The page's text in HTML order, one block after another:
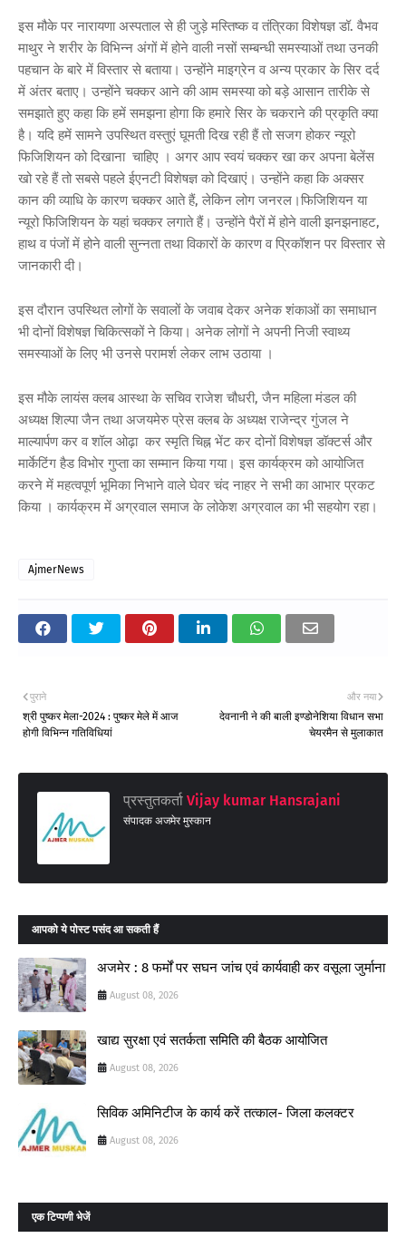
इस मौके पर नारायणा अस्पताल से ही जुड़े मस्तिष्क व तंत्रिका विशेषज्ञ डॉ. वैभव
माथुर ने शरीर के विभिन्न अंगों में होने वाली नसों सम्बन्धी समस्याओं तथा उनकी
पहचान के बारे में विस्तार से बताया। उन्होंने माइग्रेन व अन्य प्रकार के सिर दर्द
में अंतर बताए। उन्होंने चक्कर आने की आम समस्या को बड़े आसान तारीके से
समझाते हुए कहा कि हमें समझना होगा कि हमारे सिर के चकराने की प्रकृति क्या
है। यदि हमें सामने उपस्थित वस्तुएं घूमती दिख रही हैं तो सजग होकर न्यूरो
फिजिशियन को दिखाना चाहिए । अगर आप स्वयं चक्कर खा कर अपना बेलेंस
खो रहे हैं तो सबसे पहले ईएनटी विशेषज्ञ को दिखाएं। उन्होंने कहा कि अक्सर
कान की व्याधि के कारण चक्कर आते हैं, लेकिन लोग जनरल।फिजिशियन या
न्यूरो फिजिशियन के यहां चक्कर लगाते हैं। उन्होंने पैरों में होने वाली झनझनाहट,
हाथ व पंजों में होने वाली सुन्नता तथा विकारों के कारण व प्रिकॉशन पर विस्तार से
जानकारी दी।
इस दौरान उपस्थित लोगों के सवालों के जवाब देकर अनेक शंकाओं का समाधान
भी दोनों विशेषज्ञ चिकित्सकों ने किया। अनेक लोगों ने अपनी निजी स्वाथ्य
समस्याओं के लिए भी उनसे परामर्श लेकर लाभ उठाया ।
इस मौके लायंस क्लब आस्था के सचिव राजेश चौधरी, जैन महिला मंडल की
अध्यक्ष शिल्पा जैन तथा अजयमेरु प्रेस क्लब के अध्यक्ष राजेन्द्र गुंजल ने
माल्यार्पण कर व शॉल ओढ़ा कर स्मृति चिह्न भेंट कर दोनों विशेषज्ञ डॉक्टर्स और
मार्केटिंग हैड विभोर गुप्ता का सम्मान किया गया। इस कार्यक्रम को आयोजित
करने में महत्वपूर्ण भूमिका निभाने वाले घेवर चंद नाहर ने सभी का आभार प्रकट
किया । कार्यक्रम में अग्रवाल समाज के लोकेश अग्रवाल का भी सहयोग रहा।
AjmerNews
और नया
देवनानी ने की बाली इण्डोनेशिया विधान सभा
चेयरमैन से मुलाकात
पुराने
श्री पुष्कर मेला-2024 : पुष्कर मेले में आज
होगी विभिन्न गतिविधियां
प्रस्तुतकर्ता Vijay kumar Hansrajani
संपादक अजमेर मुस्कान
आपको ये पोस्ट पसंद आ सकती हैं
अजमेर : 8 फर्मों पर सघन जांच एवं कार्यवाही कर वसूला जुर्माना
August 08, 2026
खाद्य सुरक्षा एवं सतर्कता समिति की बैठक आयोजित
August 08, 2026
सिविक अमिनिटीज के कार्य करें तत्काल- जिला कलक्टर
August 08, 2026
एक टिप्पणी भेजें